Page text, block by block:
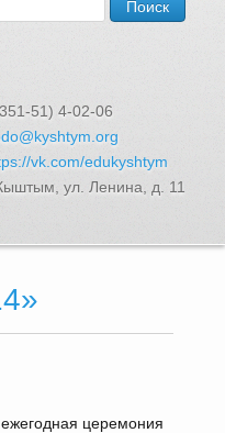
51) 4-02-06
vk.com/edukyshtym
ул. Ленина, д. 11
и банки данных
церемония